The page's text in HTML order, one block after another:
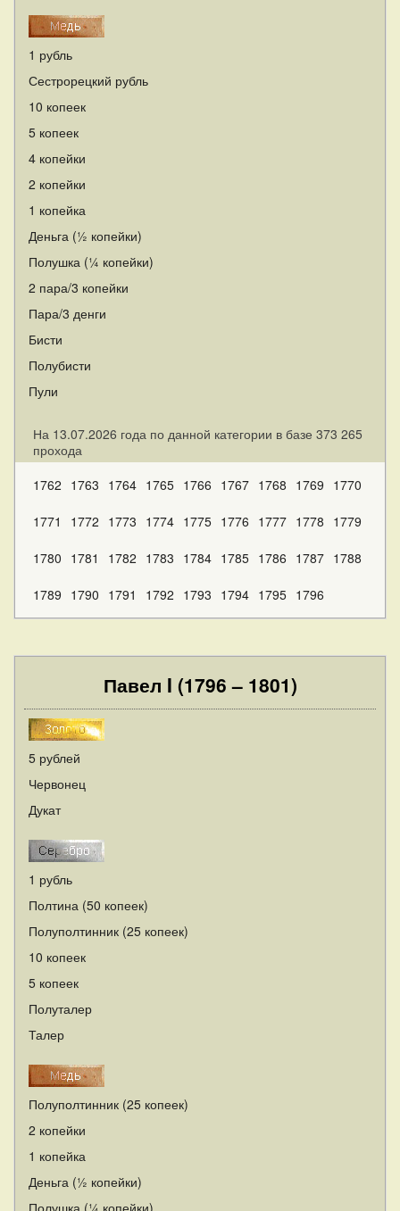
1 рубль
Сестрорецкий рубль
10 копеек
5 копеек
4 копейки
2 копейки
1 копейка
Деньга (½ копейки)
Полушка (¼ копейки)
2 пара/3 копейки
Пара/3 денги
Бисти
Полубисти
Пули
На 13.07.2026 года по данной категории в базе 373 265
прохода
1762 1763 1764 1765 1766 1767 1768 1769 1770
1771 1772 1773 1774 1775 1776 1777 1778 1779
1780 1781 1782 1783 1784 1785 1786 1787 1788
1789 1790 1791 1792 1793 1794 1795 1796
Павел I (1796 – 1801)
5 рублей
Червонец
Дукат
1 рубль
Полтина (50 копеек)
Полуполтинник (25 копеек)
10 копеек
5 копеек
Полуталер
Талер
Полуполтинник (25 копеек)
2 копейки
1 копейка
Деньга (½ копейки)